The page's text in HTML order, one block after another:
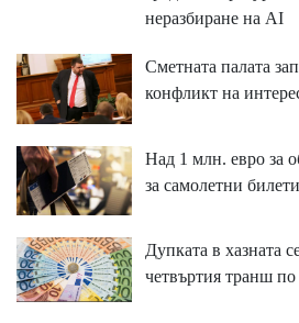
неразбиране на AI
Сметната палата
конфликт на
Над 1 млн. евро за
за самолетни
Дупката в хазната
четвъртия транш